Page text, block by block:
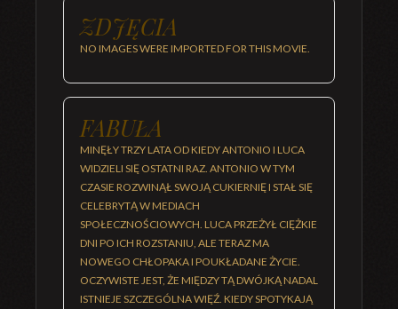
ZDJĘCIA
NO IMAGES WERE IMPORTED FOR THIS MOVIE.
FABUŁA
MINĘŁY TRZY LATA OD KIEDY ANTONIO I LUCA
WIDZIELI SIĘ OSTATNI RAZ. ANTONIO W TYM
CZASIE ROZWINĄŁ SWOJĄ CUKIERNIĘ I STAŁ SIĘ
CELEBRYTĄ W MEDIACH
SPOŁECZNOŚCIOWYCH. LUCA PRZEŻYŁ CIĘŻKIE
DNI PO ICH ROZSTANIU, ALE TERAZ MA
NOWEGO CHŁOPAKA I POUKŁADANE ŻYCIE.
OCZYWISTE JEST, ŻE MIĘDZY TĄ DWÓJKĄ NADAL
ISTNIEJE SZCZEGÓLNA WIĘŹ. KIEDY SPOTYKAJĄ